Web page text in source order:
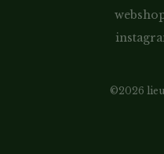
©2026